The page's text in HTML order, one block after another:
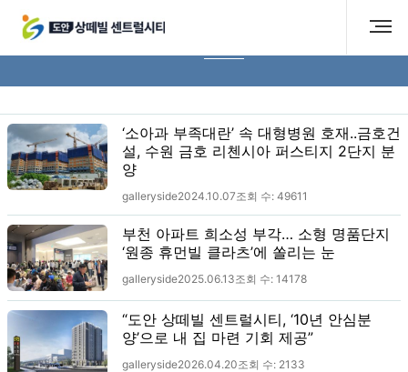
보도자료
‘소아과 부족대란’ 속 대형병원 호재..금호건
설, 수원 금호 리첸시아 퍼스티지 2단지 분
양
galleryside2024.10.07조회 수: 49611
부천 아파트 희소성 부각… 소형 명품단지
‘원종 휴먼빌 클라츠’에 쏠리는 눈
galleryside2025.06.13조회 수: 14178
“도안 상떼빌 센트럴시티, ‘10년 안심분
양’으로 내 집 마련 기회 제공”
galleryside2026.04.20조회 수: 2133